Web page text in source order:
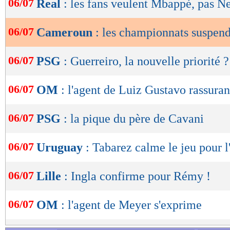
de
OK
06/07 Real : les fans veulent Mbappé, pas
06/07 Cameroun : les championnats
06/07 PSG : Guerreiro, la nouvelle priorité ?
06/07 OM : l'agent de Luiz Gustavo
06/07 PSG : la pique du père de Cavani
06/07 Uruguay : Tabarez calme le jeu pour
06/07 Lille : Ingla confirme pour Rémy !
06/07 OM : l'agent de Meyer s'exprime